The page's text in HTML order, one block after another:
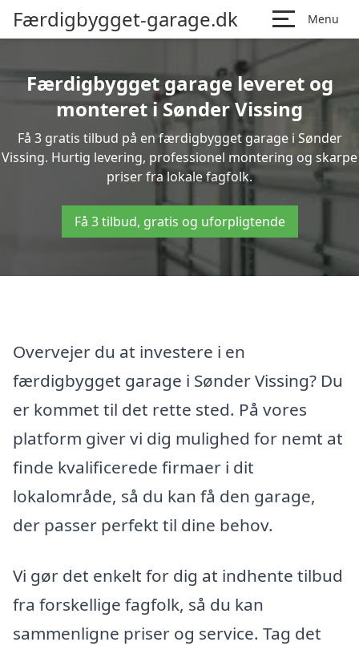
Færdigbygget-garage.dk Menu
Færdigbygget garage leveret og
monteret i Sønder Vissing
Få 3 gratis tilbud på en færdigbygget garage i Sønder
Vissing. Hurtig levering, professionel montering og skarpe
priser fra lokale fagfolk.
Få 3 tilbud, gratis og uforpligtende
Overvejer du at investere i en
færdigbygget garage i Sønder Vissing? Du
er kommet til det rette sted. På vores
platform giver vi dig mulighed for nemt at
finde kvalificerede firmaer i dit
lokalområde, så du kan få den garage,
der passer perfekt til dine behov.
Vi gør det enkelt for dig at indhente tilbud
fra forskellige fagfolk, så du kan
sammenligne priser og service. Tag det